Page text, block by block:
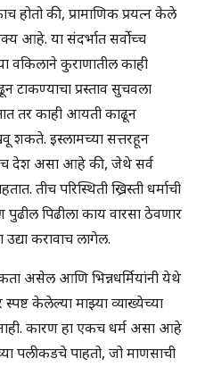
होतो की, प्रामाणिक प्रयत्न केले
आहे. या संदर्भात सर्वोच्च
वकिलाने कुराणातील काही
टाकण्याचा प्रस्ताव सुचवला
तर काही आयती काढून
शकते. इस्लामच्या सत्तरहून
देश असा आहे की, जेथे सर्व
तीच परिस्थिती ख्रिस्ती धर्माची
पिढीला काय वारसा ठेवणार
करावाच लागेल.
असेल आणि भिन्नधर्मियांनी येथे
केलेल्या माझ्या व्याख्येच्या
नाही. कारण हा एकच धर्म असा आहे
पलीकडचे पाहतो, जो माणसाची